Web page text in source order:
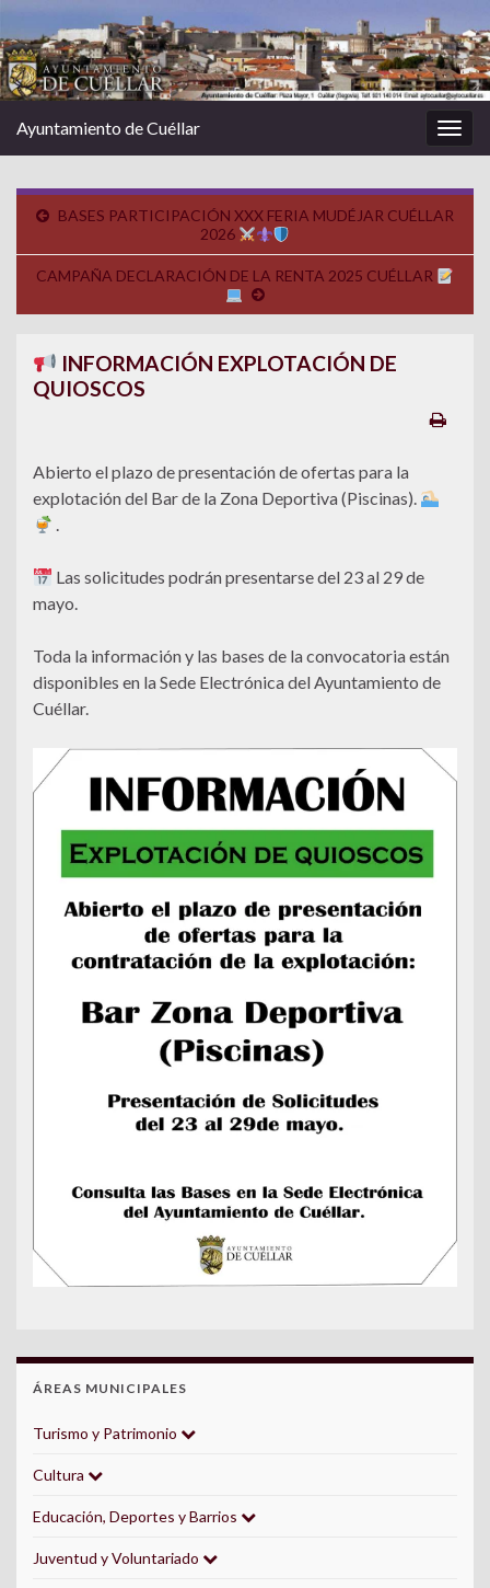
la
Ayuntamiento de Cuéllar
BASES PARTICIPACIÓN XXX FERIA MUDÉJAR CUÉLLAR
2026
CAMPAÑA DECLARACIÓN DE LA RENTA 2025 CUÉLLAR
INFORMACIÓN EXPLOTACIÓN DE
QUIOSCOS
Abierto el plazo de presentación de ofertas para la
explotación del Bar de la Zona Deportiva (Piscinas).
.
Las solicitudes podrán presentarse del 23 al 29 de
mayo.
Toda la información y las bases de la convocatoria están
disponibles en la Sede Electrónica del Ayuntamiento de
Cuéllar.
ÁREAS MUNICIPALES
Turismo y Patrimonio
Cultura
Educación, Deportes y Barrios
Juventud y Voluntariado